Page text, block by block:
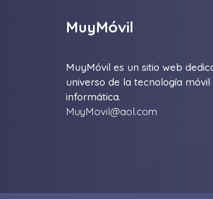
MuyMóvil
MuyMóvil es un sitio web
universo de la tecnología móvil
informática.
MuyMovil@aol.com